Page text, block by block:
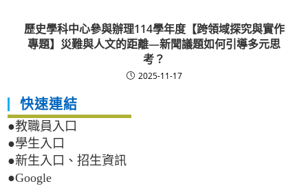
歷史學科中心參與辦理114學年度【跨領域探究與實作
專題】災難與人文的距離—新聞議題如何引導多元思
考？
2025-11-17
快速連結
●教職員入口
●學生入口
●新生入口、招生資訊
●Google